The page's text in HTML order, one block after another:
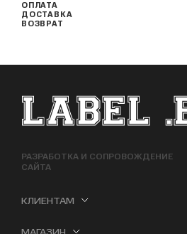
ОПЛАТА
ДОСТАВКА
ВОЗВРАТ
ФУТЕР САЙТА
РАЗРАБОТКА И СОПРОВОЖДЕНИЕ
САЙТА
КЛИЕНТАМ